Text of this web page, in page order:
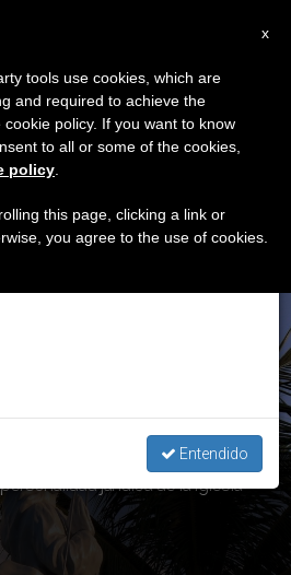
‘Rui
Araújo’
jurídica de la Iglesia
×
de agosto haremos la pausa
en el periodo de verano
y también el
Entendido
x
tools use cookies, which are
and required to achieve the
policy. If you want to know
to all or some of the cookies,
policy
this page, clicking a link or
you agree to the use of cookies.